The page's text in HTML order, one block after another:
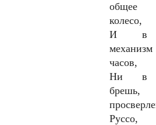
общее
колесо,
И в
механизм
часов,
Ни в
брешь,
Руссо,